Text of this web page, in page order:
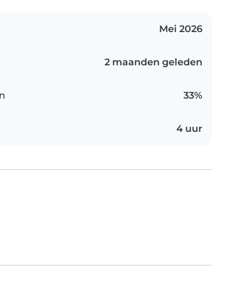
Mei 2026
2 maanden geleden
33%
4 uur